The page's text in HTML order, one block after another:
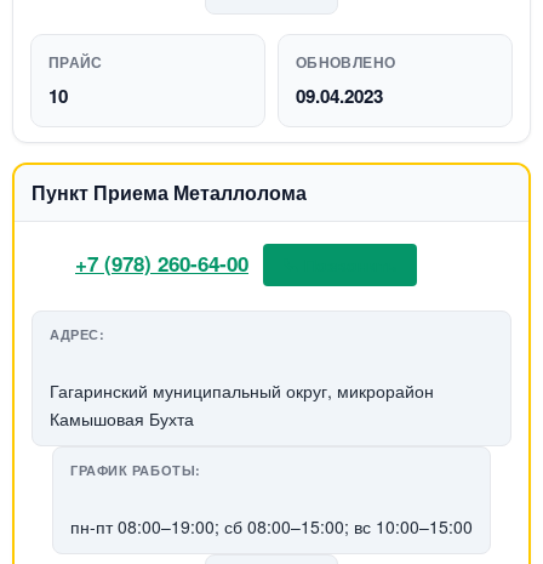
ПРАЙС
10
ОБНОВЛЕНО
09.04.2023
Пункт Приема Металлолома
+7 (978) 260-64-00
АДРЕС:
Гагаринский муниципальный округ, микрорайон
Камышовая Бухта
ГРАФИК РАБОТЫ:
пн-пт 08:00–19:00; сб 08:00–15:00; вс 10:00–15:00